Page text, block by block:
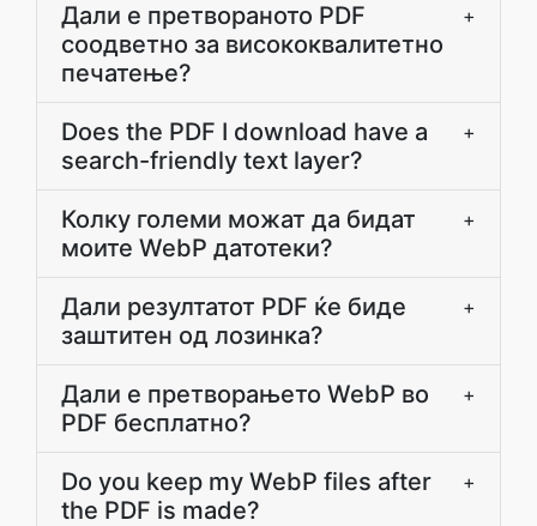
Дали е претвораното PDF
соодветно за висококвалитетно
печатење?
+
Does the PDF I download have a
search-friendly text layer?
+
Колку големи можат да бидат
моите WebP датотеки?
+
Дали резултатот PDF ќе биде
заштитен од лозинка?
+
Дали е претворањето WebP во
PDF бесплатно?
+
Do you keep my WebP files after
the PDF is made?
+